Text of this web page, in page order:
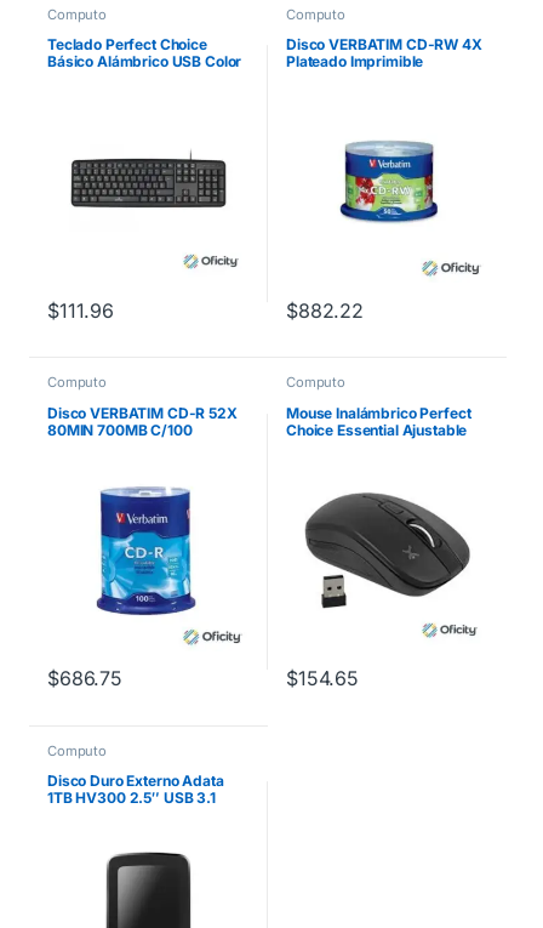
Computo
Teclado Perfect Choice
Básico Alámbrico USB Color
$111.96
Computo
Disco VERBATIM CD-RW 4X
Plateado Imprimible
$882.22
Computo
Disco VERBATIM CD-R 52X
80MIN 700MB C/100
$686.75
Computo
Mouse Inalámbrico Perfect
Choice Essential Ajustable
$154.65
Computo
Disco Duro Externo Adata
1TB HV300 2.5″ USB 3.1